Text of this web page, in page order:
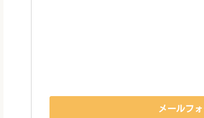
メールフ